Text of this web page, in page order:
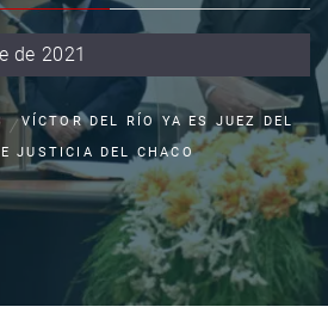
de 2021
VÍCTOR DEL RÍO YA ES JUEZ DEL
JUSTICIA DEL CHACO